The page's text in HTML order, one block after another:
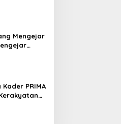
Mengejar
PRIMA